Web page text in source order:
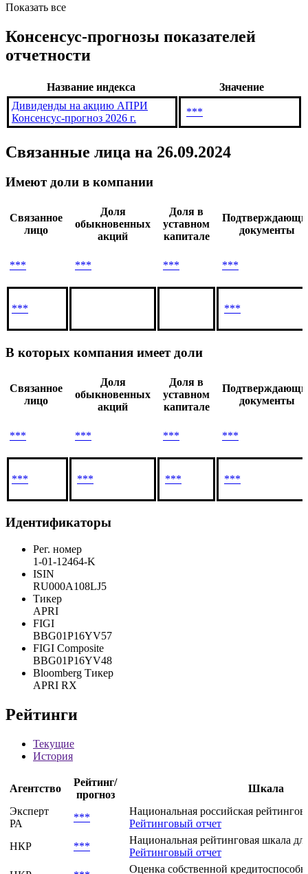
Показать все
Консенсус-прогнозы показателей
отчетности
Название индекса
Значение
Дивиденды на акцию АПРИ
Консенсус-прогноз 2026 г.
***
Связанные лица на 26.09.2024
Имеют доли в компании
Связанное
лицо
Доля
обыкновенных
акций
Доля в
уставном
капитале
документы
*** *** *** ***
*** ***
В которых компания имеет доли
Связанное
лицо
Доля
обыкновенных
акций
Доля в
уставном
капитале
документы
*** *** *** ***
*** *** *** ***
Идентификаторы
Рег. номер
1-01-12464-K
ISIN
RU000A108LJ5
Тикер
APRI
FIGI
BBG01P16YV57
FIGI Composite
BBG01P16YV48
Bloomberg Тикер
APRI RX
Рейтинги
Текущие
История
Агентство
Рейтинг/
прогноз
Шкала
Эксперт
РА
***
Национальная российская
Рейтинговый отчет
НКР
***
Национальная рейтинговая шкала
Рейтинговый отчет
Оценка собственной